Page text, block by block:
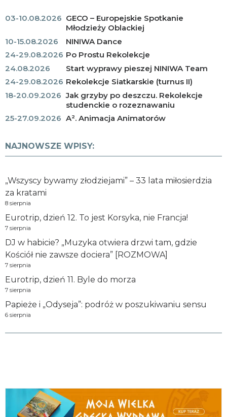
03-10.08.2026 GECO – Europejskie Spotkanie
Młodzieży Oblackiej
10-15.08.2026
NINIWA Dance
24-29.08.2026 Po Prostu Rekolekcje
24.08.2026
Start wyprawy pieszej NINIWA Team
24-29.08.2026 Rekolekcje Siatkarskie (turnus II)
18-20.09.2026 Jak grzyby po deszczu. Rekolekcje
studenckie o rozeznawaniu
25-27.09.2026 A². Animacja Animatorów
NAJNOWSZE WPISY:
„Wszyscy bywamy złodziejami” – 33 lata miłosierdzia
za kratami
8 sierpnia
Eurotrip, dzień 12. To jest Korsyka, nie Francja!
7 sierpnia
DJ w habicie? „Muzyka otwiera drzwi tam, gdzie
Kościół nie zawsze dociera” [ROZMOWA]
7 sierpnia
Eurotrip, dzień 11. Byle do morza
7 sierpnia
Papieże i „Odyseja”: podróż w poszukiwaniu sensu
6 sierpnia